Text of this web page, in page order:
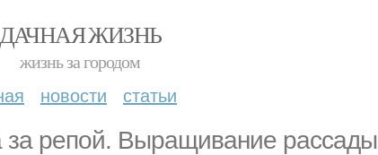
ДАЧНАЯ ЖИЗНЬ
жизнь за городом
новости статьи
за репой. Выращивание рассады